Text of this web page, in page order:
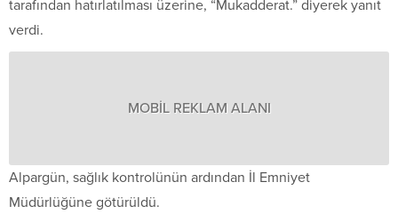
tarafından hatırlatılması üzerine, “Mukadderat.” diyerek yanıt
verdi.
MOBİL REKLAM ALANI
Alpargün, sağlık kontrolünün ardından İl Emniyet
Müdürlüğüne götürüldü.